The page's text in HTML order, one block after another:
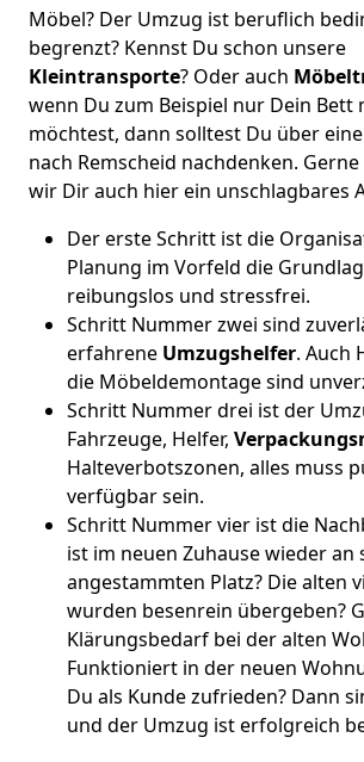
Möbel? Der Umzug ist beruflich
begrenzt? Kennst Du schon unsere
Kleintransporte? Oder auch
wenn Du zum Beispiel nur Dein Bett
möchtest, dann solltest Du über eine
nach Remscheid nachdenken.
wir Dir auch hier ein unschlagbares
Der erste Schritt ist die
Planung im Vorfeld die
reibungslos und stressfrei.
Schritt Nummer zwei sind
erfahrene Umzugshelfer. Auch
die Möbeldemontage sind
Schritt Nummer drei ist der
Fahrzeuge, Helfer,
Halteverbotszonen, alles muss
verfügbar sein.
Schritt Nummer vier ist die
ist im neuen Zuhause wieder an
angestammten Platz? Die alten
wurden besenrein übergeben?
Klärungsbedarf bei der alten
Funktioniert in der neuen
Du als Kunde zufrieden? Dann
und der Umzug ist erfolgreich